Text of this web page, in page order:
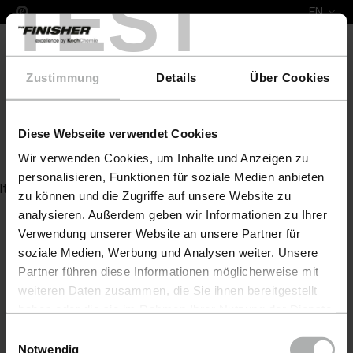
TEST
Zustimmung Details Über Cookies
Diese Webseite verwendet Cookies
Wir verwenden Cookies, um Inhalte und Anzeigen zu
personalisieren, Funktionen für soziale Medien anbieten
zu können und die Zugriffe auf unsere Website zu
analysieren. Außerdem geben wir Informationen zu Ihrer
Verwendung unserer Website an unsere Partner für
soziale Medien, Werbung und Analysen weiter. Unsere
Partner führen diese Informationen möglicherweise mit
weiteren Daten zusammen, die Sie ihnen bereitgestellt
Einstellungen zu den Cookies finden Sie unter
Notwendig
EN
Bremsenreiniger
Item not found